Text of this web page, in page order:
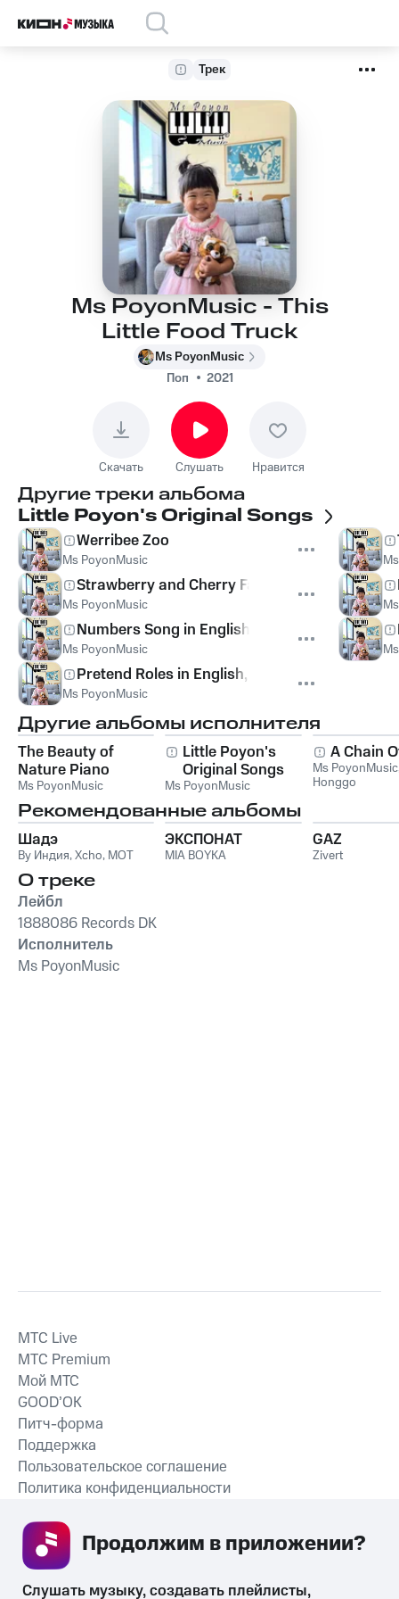
Трек
Ms PoyonMusic - This
Little Food Truck
Ms PoyonMusic
Поп
2021
Скачать Слушать Нравится
Другие треки альбома
Little Poyon's Original Songs
Werribee Zoo
Ms PoyonMusic
Strawberry and Cherry Farm
Ms PoyonMusic
Numbers Song in English, Japanese, Chinese
Ms PoyonMusic
Pretend Roles in English, Japanese, Chinese
Ms PoyonMusic
Другие альбомы исполнителя
The Beauty of
Nature Piano
Music
Ms PoyonMusic
Little Poyon's
Original Songs
Ms PoyonMusic
A Chain
Ms PoyonMusic
Honggo
Рекомендованные альбомы
Шадэ
By Индия,Xcho, MOT
ЭКСПОНАТ
MIA BOYKA
GAZ
Zivert
О треке
Лейбл
1888086 Records DK
Исполнитель
Ms PoyonMusic
СКАЧАТЬ ПРИЛОЖЕНИЕ
MTС Live
MTС Premium
Мой МТС
GOOD’OK
Питч-форма
Поддержка
Пользовательское соглашение
Политика конфиденциальности
Слушать музыку, создавать плейлисты,